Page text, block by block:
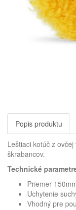
Popis produktu
Leštiaci kotúč z
škrabancov.
Technické
Priemer
Uchytenie
Vhodný pre